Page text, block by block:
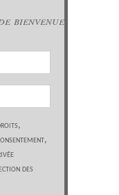
bienvenue
des